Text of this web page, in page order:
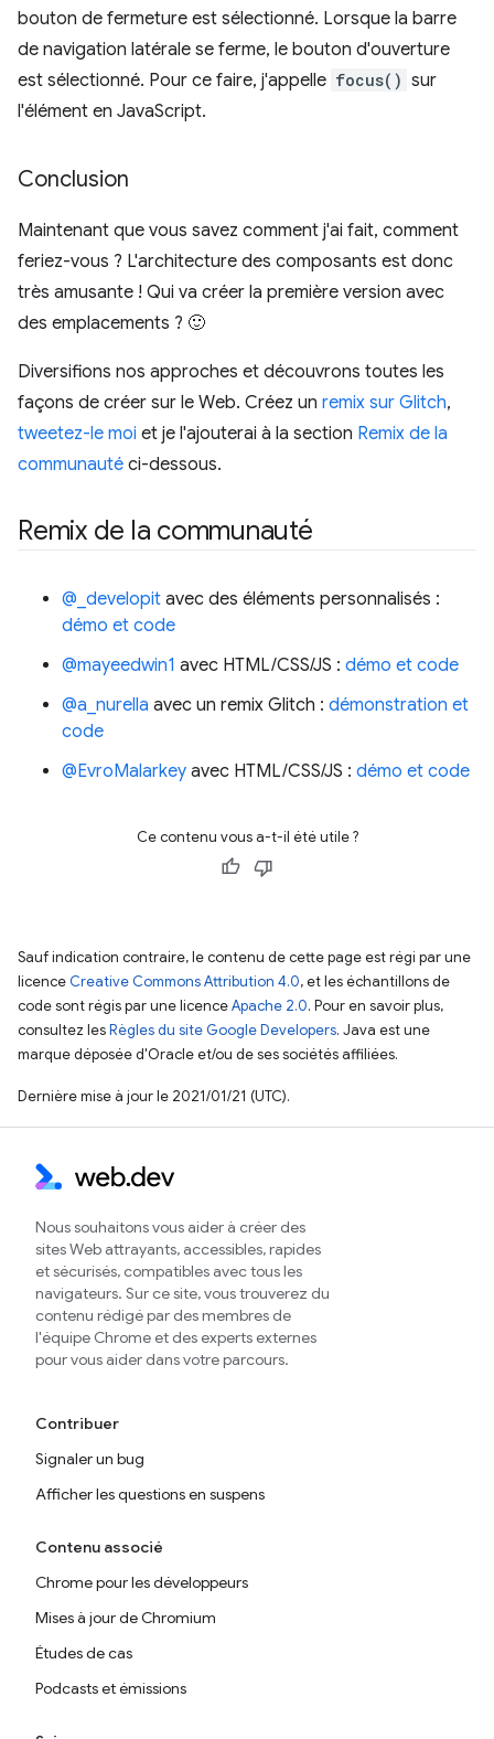
bouton de fermeture est sélectionné. Lorsque la barre
de navigation latérale se ferme, le bouton d'ouverture
est sélectionné. Pour ce faire, j'appelle focus() sur
l'élément en JavaScript.
Conclusion
Maintenant que vous savez comment j'ai fait, comment
feriez-vous ? L'architecture des composants est donc
très amusante ! Qui va créer la première version avec
des emplacements ? 🙂
Diversifions nos approches et découvrons toutes les
façons de créer sur le Web. Créez un remix sur Glitch,
tweetez-le moi et je l'ajouterai à la section Remix de la
communauté ci-dessous.
Remix de la communauté
@_developit avec des éléments personnalisés :
démo et code
@mayeedwin1 avec HTML/CSS/JS : démo et code
@a_nurella avec un remix Glitch : démonstration et
code
@EvroMalarkey avec HTML/CSS/JS : démo et code
Ce contenu vous a-t-il été utile ?
Sauf indication contraire, le contenu de cette page est régi par une
licence Creative Commons Attribution 4.0, et les échantillons de
code sont régis par une licenceApache 2.0. Pour en savoir plus,
consultez lesRègles du site Google Developers. Java est une
marque déposée d'Oracle et/ou de ses sociétés affiliées.
Dernière mise à jour le 2021/01/21 (UTC).
Nous souhaitons vous aider à créer des
sites Web attrayants, accessibles, rapides
et sécurisés, compatibles avec tous les
navigateurs. Sur ce site, vous trouverez du
contenu rédigé par des membres de
l'équipe Chrome et des experts externes
pour vous aider dans votre parcours.
Contribuer
Signaler un bug
Afficher les questions en suspens
Contenu associé
Chrome pour les développeurs
Mises à jour de Chromium
Études de cas
Podcasts et émissions